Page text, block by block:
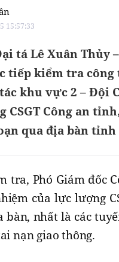
15:57:33
tá Lê Xuân Thủy
tiếp kiểm tra
khu vực 2 – Đội
CSGT Công an
qua địa bàn tỉnh
tra, Phó Giám đốc
của lực lượng
nhất là các
nạn giao thông.